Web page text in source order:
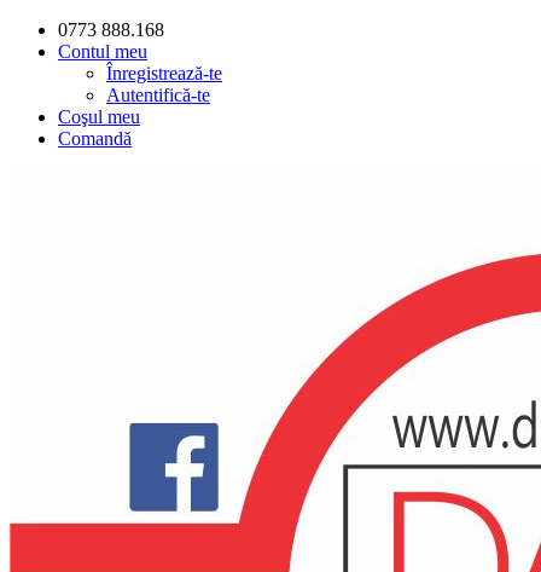
0773 888.168
Contul meu
Înregistrează-te
Autentifică-te
Coşul meu
Comandă